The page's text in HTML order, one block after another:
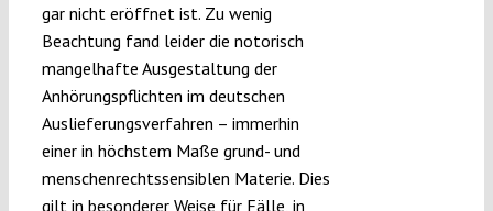
gar nicht eröffnet ist. Zu wenig
Beachtung fand leider die notorisch
mangelhafte Ausgestaltung der
Anhörungspflichten im deutschen
Auslieferungsverfahren – immerhin
einer in höchstem Maße grund- und
menschenrechtssensiblen Materie. Dies
gilt in besonderer Weise für Fälle, in